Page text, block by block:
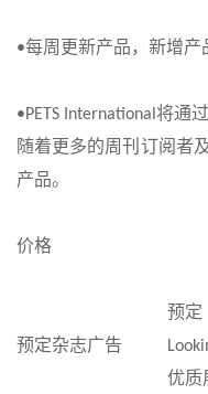
•每周更新产品，新增产
•PETS International将通
随着更多的周刊订阅者
产品。
价格
预定杂志广告
预定
优质